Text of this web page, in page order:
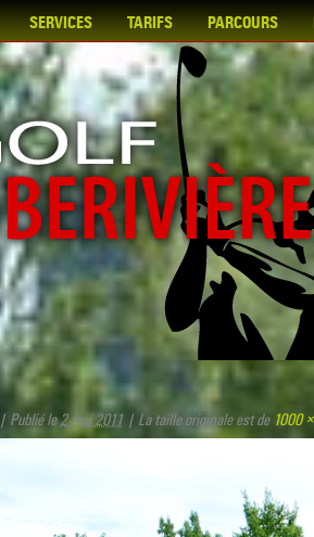
SERVICES TARIFS PARCOURS
| Publié le2 mai 2011 | La taille originale est de 1000